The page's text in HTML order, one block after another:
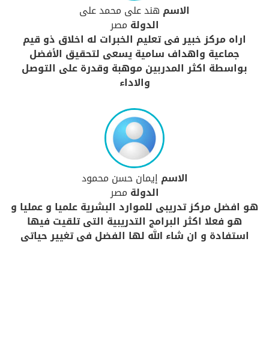
الاسم هند على محمد على
الدولة مصر
اراه مركز خبير فى تعليم الخبرات له اخلاق ذو قيم
جماعية واهداف سامية يسعى لتحقيق الأفضل
بواسطة اكثر المدربين موهبة وقدرة على التوصل
والاداء
الاسم إيمان حسن محمود
الدولة مصر
هو افضل مركز تدريبى للموارد البشرية علميا و عمليا و
هو فعلا اكثر البرامج التدريبية التى تلقيت فيها
استفادة و ان شاء الله لها الفضل فى تغيير حياتى